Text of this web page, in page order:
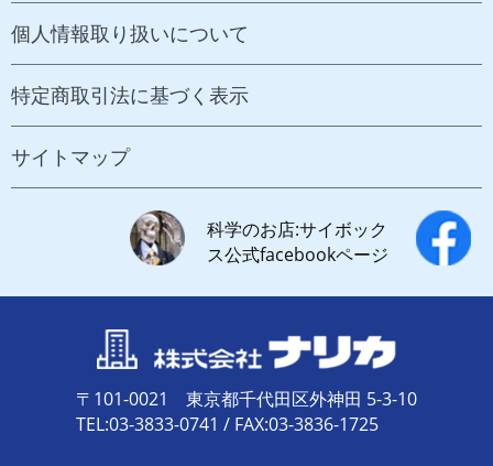
個人情報取り扱いについて
特定商取引法に基づく表示
サイトマップ
科学のお店:サイボック
ス公式facebookページ
〒101-0021 東京都千代田区外神田 5-3-10
TEL:03-3833-0741 / FAX:03-3836-1725